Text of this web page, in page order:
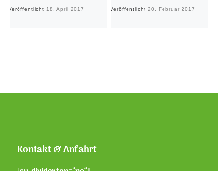
Veröffentlicht 18. April 2017 Veröffentlicht 20. Februar 2017
Kontakt & Anfahrt